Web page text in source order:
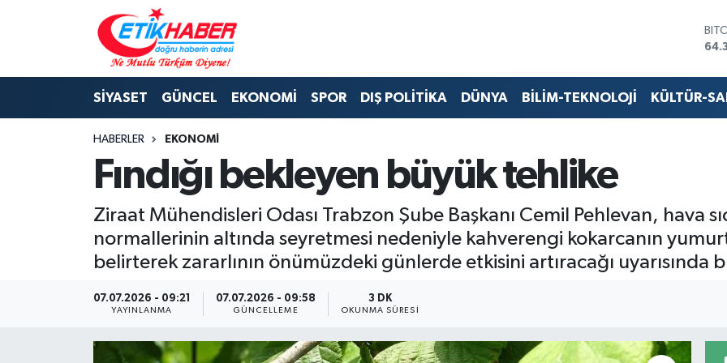
SİYASET GÜNCEL EKONOMİ SPOR DIŞ POLİTİKA DÜNYA BİLİM-TEKNOLOJİ KÜLTÜR-
HABERLER EKONOMİ
Fındığı bekleyen büyük tehlike
Ziraat Mühendisleri Odası Trabzon Şube Başkanı Cemil Pehlevan, hava
normallerinin altında seyretmesi nedeniyle kahverengi kokarcanın
belirterek zararlının önümüzdeki günlerde etkisini artıracağı uyarısında
07.07.2026 - 09:21
YAYINLANMA
07.07.2026 - 09:58
GÜNCELLEME
3 DK
OKUNMA SÜRESI
BİLİM-TEKNOLOJİ
DIŞ POLİTİKA
EĞİTİM GENÇLİK
KÖŞE YAZILARI
KÜLTÜR-SANAT-MAGAZİN
Nöbetçi Eczaneler
Hava Durumu
İstanbul Namaz Vakitleri
Trafik Durumu
Tüm Manşetler
Son Dakika Haberleri
Haber Arşivi